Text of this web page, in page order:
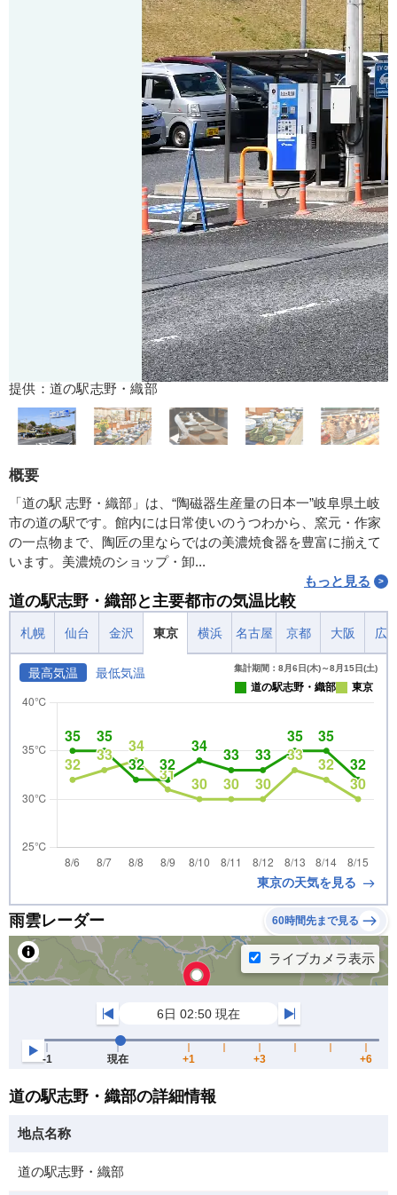
提供：道の駅志野・織部
概要
「道の駅 志野・織部」は、“陶磁器生産量の日本一”岐阜県土岐
市の道の駅です。館内には日常使いのうつわから、窯元・作家
の一点物まで、陶匠の里ならではの美濃焼食器を豊富に揃えて
います。美濃焼のショップ・卸...
もっと見る
道の駅志野・織部と主要都市の気温比較
札幌 仙台 金沢 東京 横浜 名古屋 京都 大阪 広
最高気温 最低気温 集計期間：8月6日(木)～8月15日(土)
道の駅志野・織部 東京
東京の天気を見る
雨雲レーダー 60時間先まで見る
道の駅志野・織部の詳細情報
地点名称
道の駅志野・織部